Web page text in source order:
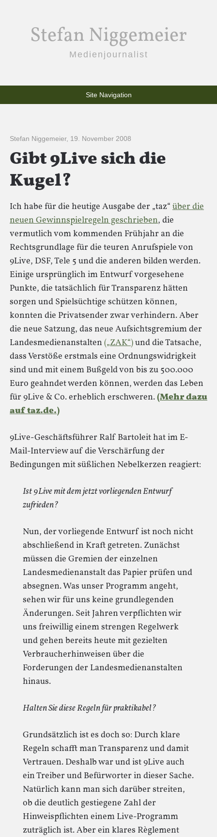
Stefan Niggemeier
Medienjournalist
Site Navigation
Stefan Niggemeier, 19. November 2008
Gibt 9Live sich die
Kugel?
Ich habe für die heutige Ausgabe der „taz“ über die
neuen Gewinnspielregeln geschrieben, die
vermutlich vom kommenden Frühjahr an die
Rechtsgrundlage für die teuren Anrufspiele von
9Live, DSF, Tele 5 und die anderen bilden werden.
Einige ursprünglich im Entwurf vorgesehene
Punkte, die tatsächlich für Transparenz hätten
sorgen und Spielsüchtige schützen können,
konnten die Privatsender zwar verhindern. Aber
die neue Satzung, das neue Aufsichtsgremium der
Landesmedienanstalten („ZAK“)und die Tatsache,
dass Verstöße erstmals eine Ordnungswidrigkeit
sind und mit einem Bußgeld von bis zu 500.000
Euro geahndet werden können, werden das Leben
für 9Live & Co. erheblich erschweren.(Mehr dazu
auf taz.de.)
9Live-Geschäftsführer Ralf Bartoleit hat im E-
Mail-Interview auf die Verschärfung der
Bedingungen mit süßlichen Nebelkerzen reagiert:
Ist 9Live mit dem jetzt vorliegenden Entwurf
zufrieden?
Nun, der vorliegende Entwurf ist noch nicht
abschließend in Kraft getreten. Zunächst
müssen die Gremien der einzelnen
Landesmedienanstalt das Papier prüfen und
absegnen. Was unser Programm angeht,
sehen wir für uns keine grundlegenden
Änderungen. Seit Jahren verpflichten wir
uns freiwillig einem strengen Regelwerk
und gehen bereits heute mit gezielten
Verbraucherhinweisen über die
Forderungen der Landesmedienanstalten
hinaus.
Halten Sie diese Regeln für praktikabel?
Grundsätzlich ist es doch so: Durch klare
Regeln schafft man Transparenz und damit
Vertrauen. Deshalb war und ist 9Live auch
ein Treiber und Befürworter in dieser Sache.
Natürlich kann man sich darüber streiten,
ob die deutlich gestiegene Zahl der
Hinweispflichten einem Live-Programm
zuträglich ist. Aber ein klares Règlement